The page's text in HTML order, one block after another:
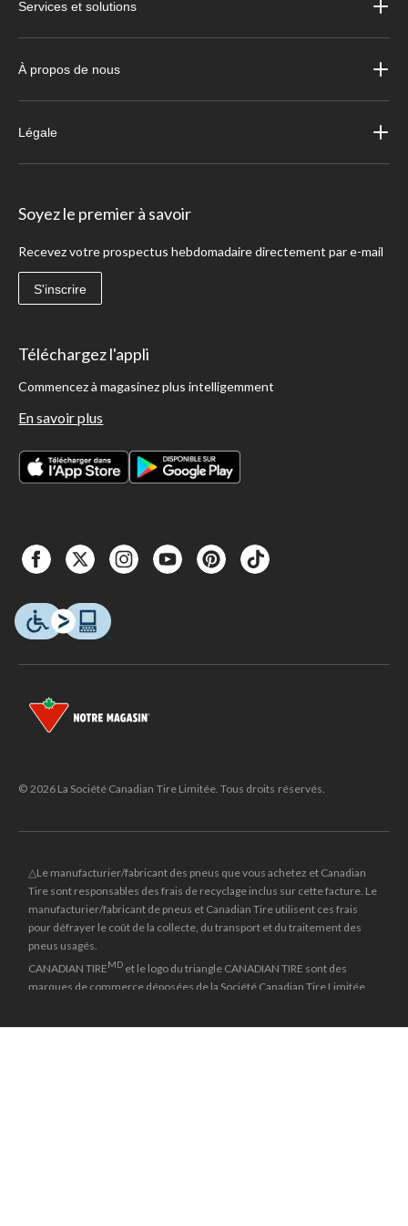
Services et solutions
À propos de nous
Légale
Soyez le premier à savoir
Recevez votre prospectus hebdomadaire directement par e-mail
S'inscrire
Téléchargez l'appli
Commencez à magasinez plus intelligemment
En savoir plus
© 2026 La Société Canadian Tire Limitée. Tous droits réservés.
△Le manufacturier/fabricant des pneus que vous achetez et Canadian
Tire sont responsables des frais de recyclage inclus sur cette facture. Le
manufacturier/fabricant de pneus et Canadian Tire utilisent ces frais
pour défrayer le coût de la collecte, du transport et du traitement des
pneus usagés.
CANADIAN TIREMD et le logo du triangle CANADIAN TIRE sont des
marques de commerce déposées de la Société Canadian Tire Limitée.
Le prix rayé reflète le dernier prix régulier national auquel cet article a